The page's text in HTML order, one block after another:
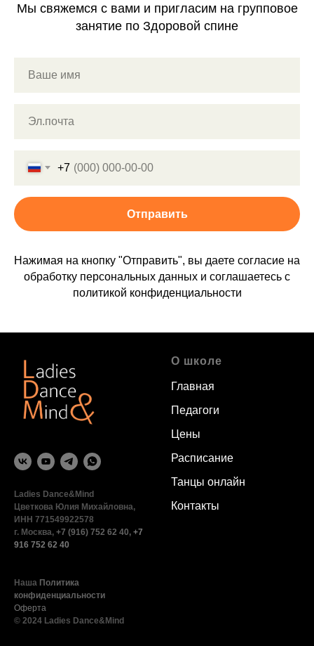
Мы свяжемся с вами и пригласим на групповое
занятие по Здоровой спине
+7
Отправить
Нажимая на кнопку "Отправить", вы даете согласие на
обработку персональных данных и соглашаетесь c
политикой конфиденциальности
Ladies Dance&Mind
Цветкова Юлия Михайловна,
ИНН 771549922578
г. Москва, +7 (916) 752 62 40, +7
916 752 62 40
Наша Политика
конфиденциальности
Оферта
© 2024 Ladies Dance&Mind
О школе
Главная
Педагоги
Цены
Расписание
Танцы онлайн
Контакты